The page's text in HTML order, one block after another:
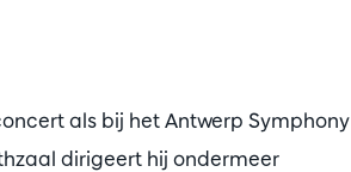
als bij het Antwerp Symphony
dirigeert hij ondermeer